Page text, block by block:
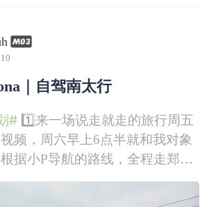
｜自驾南太行
#1️⃣来一场说走就走的旅行周五
频，周六早上6点半就和我对象
据小P导航的路线，全程走郑云
时就到云台山收费站了。说到
下小鹏M03的高速表现，我们一路